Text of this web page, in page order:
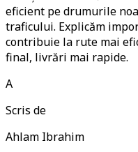
eficient pe drumurile
traficului. Explicăm
contribuie la rute mai
final, livrări mai rapide.
A
Scris de
Ahlam Ibrahim